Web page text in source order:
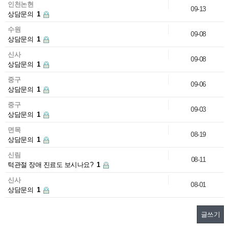
인천논현
상담문의 1
09-13
수원
상담문의 1
09-08
신사
상담문의 1
09-08
중구
상담문의 1
09-06
중구
상담문의 1
09-03
면목
상담문의 1
08-19
신림
턱관절 장애 진료도 보시나요? 1
08-11
신사
상담문의 1
08-01
글쓰기